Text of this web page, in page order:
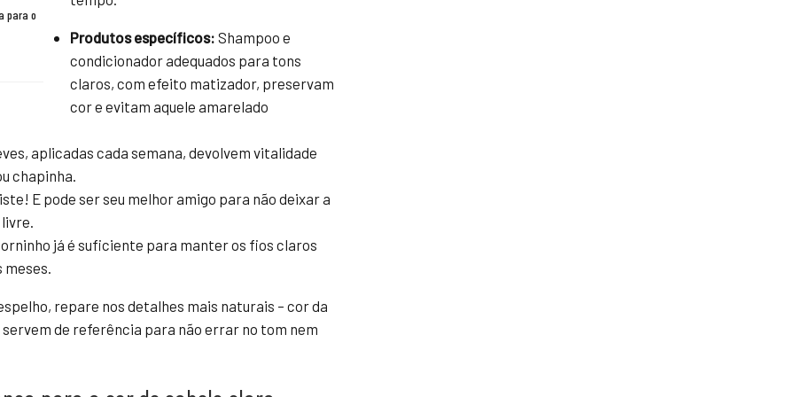
para o
Produtos específicos: Shampoo e
condicionador adequados para tons
claros, com efeito matizador, preservam
cor e evitam aquele amarelado
aplicadas cada semana, devolvem vitalidade
chapinha.
E pode ser seu melhor amigo para não deixar a
já é suficiente para manter os fios claros
repare nos detalhes mais naturais – cor da
de referência para não errar no tom nem